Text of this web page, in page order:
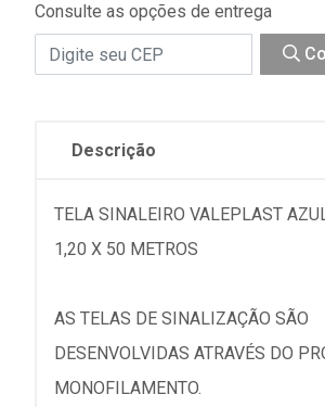
Consulte as opções de entrega
Descrição
TELA SINALEIRO VALEPLAST
1,20 X 50 METROS
AS TELAS DE SINALIZAÇÃO SÃO
DESENVOLVIDAS ATRAVÉS DO
MONOFILAMENTO.